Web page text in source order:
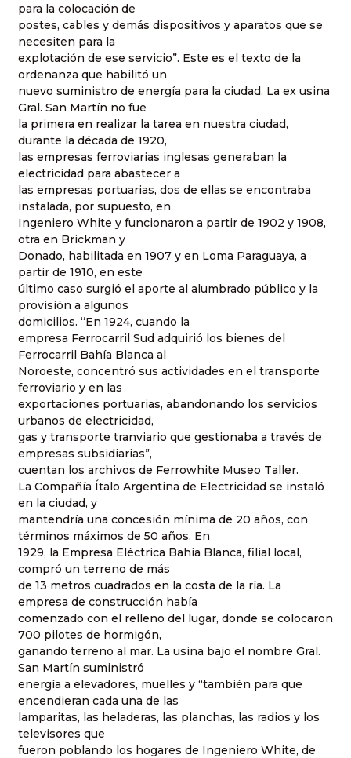
para la colocación de
postes, cables y demás dispositivos y aparatos que se
necesiten para la
explotación de ese servicio”. Este es el texto de la
ordenanza que habilitó un
nuevo suministro de energía para la ciudad. La ex usina
Gral. San Martín no fue
la primera en realizar la tarea en nuestra ciudad,
durante la década de 1920,
las empresas ferroviarias inglesas generaban la
electricidad para abastecer a
las empresas portuarias, dos de ellas se encontraba
instalada, por supuesto, en
Ingeniero White y funcionaron a partir de 1902 y 1908,
otra en Brickman y
Donado, habilitada en 1907 y en Loma Paraguaya, a
partir de 1910, en este
último caso surgió el aporte al alumbrado público y la
provisión a algunos
domicilios. “En 1924, cuando la
empresa Ferrocarril Sud adquirió los bienes del
Ferrocarril Bahía Blanca al
Noroeste, concentró sus actividades en el transporte
ferroviario y en las
exportaciones portuarias, abandonando los servicios
urbanos de electricidad,
gas y transporte tranviario que gestionaba a través de
empresas subsidiarias”,
cuentan los archivos de Ferrowhite Museo Taller.
La Compañía Ítalo Argentina de Electricidad se instaló
en la ciudad, y
mantendría una concesión mínima de 20 años, con
términos máximos de 50 años. En
1929, la Empresa Eléctrica Bahía Blanca, filial local,
compró un terreno de más
de 13 metros cuadrados en la costa de la ría. La
empresa de construcción había
comenzado con el relleno del lugar, donde se colocaron
700 pilotes de hormigón,
ganando terreno al mar. La usina bajo el nombre Gral.
San Martín suministró
energía a elevadores, muelles y “también para que
encendieran cada una de las
lamparitas, las heladeras, las planchas, las radios y los
televisores que
fueron poblando los hogares de Ingeniero White, de